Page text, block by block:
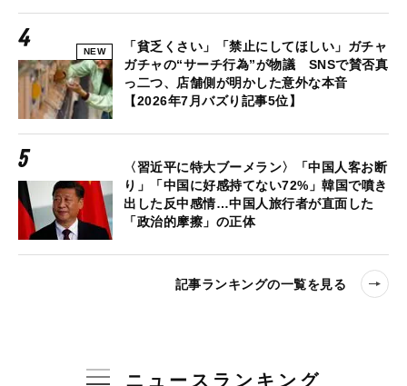
NEW
「貧乏くさい」「禁止にしてほしい」ガチャ
ガチャの“サーチ行為”が物議 SNSで賛否真
っ二つ、店舗側が明かした意外な本音
【2026年7月バズり記事5位】
〈習近平に特大ブーメラン〉「中国人客お断
り」「中国に好感持てない72%」韓国で噴き
出した反中感情…中国人旅行者が直面した
「政治的摩擦」の正体
記事ランキングの一覧を見る
ニュースランキング